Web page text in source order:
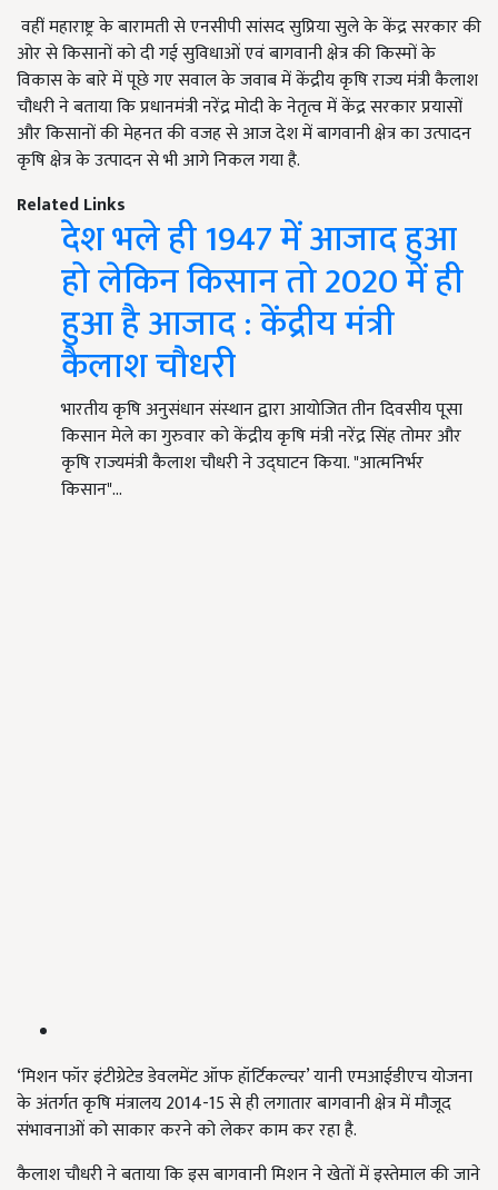
वहीं महाराष्ट्र के बारामती से एनसीपी सांसद सुप्रिया सुले के केंद्र सरकार की
ओर से किसानों को दी गई सुविधाओं एवं बागवानी क्षेत्र की किस्मों के
विकास के बारे में पूछे गए सवाल के जवाब में केंद्रीय कृषि राज्य मंत्री कैलाश
चौधरी ने बताया कि प्रधानमंत्री नरेंद्र मोदी के नेतृत्व में केंद्र सरकार प्रयासों
और किसानों की मेहनत की वजह से आज देश में बागवानी क्षेत्र का उत्पादन
कृषि क्षेत्र के उत्पादन से भी आगे निकल गया है.
Related Links
देश भले ही 1947 में आजाद हुआ
हो लेकिन किसान तो 2020 में ही
हुआ है आजाद : केंद्रीय मंत्री
कैलाश चौधरी
भारतीय कृषि अनुसंधान संस्थान द्वारा आयोजित तीन दिवसीय पूसा
किसान मेले का गुरुवार को केंद्रीय कृषि मंत्री नरेंद्र सिंह तोमर और
कृषि राज्यमंत्री कैलाश चौधरी ने उद्घाटन किया. "आत्मनिर्भर
किसान"…
‘मिशन फॉर इंटीग्रेटेड डेवलमेंट ऑफ हॉर्टिकल्चर’ यानी एमआईडीएच योजना
के अंतर्गत कृषि मंत्रालय 2014-15 से ही लगातार बागवानी क्षेत्र में मौजूद
संभावनाओं को साकार करने को लेकर काम कर रहा है.
कैलाश चौधरी ने बताया कि इस बागवानी मिशन ने खेतों में इस्तेमाल की जाने